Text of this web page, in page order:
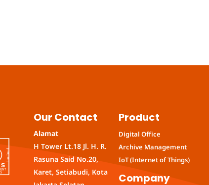
Our Contact
Alamat
H Tower Lt.18 Jl. H. R.
Rasuna Said No.20,
Karet, Setiabudi, Kota
Product
Digital Office
Archive Management
IoT (Internet of Things)
Company